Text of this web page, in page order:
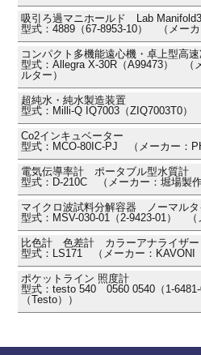
吸引ろ過マニホールド Lab
型式：4889（67-8953-10） （メーカ
コンパクト多機能遠心機・卓上型高
型式：Allegra X-30R（A99473） （
ルター）
超純水・純水製造装置
型式：Milli-Q IQ7003（ZIQ7003T0）
Co2インキュベーター
型式：MCO-80IC-PJ （メーカー：
電気伝導率計 ポータブル型水質計
型式：D-210C （メーカー：堀場製作
マイクロ波試料分解容器 ノーマルタ
型式：MSV-030-01（2-9423-01） （
比色計 色差計 カラーアナライザー
型式：LS171 （メーカー：KAVONI
ポケットライン 照度計
型式：testo 540 0560 0540（1-
（Testo））